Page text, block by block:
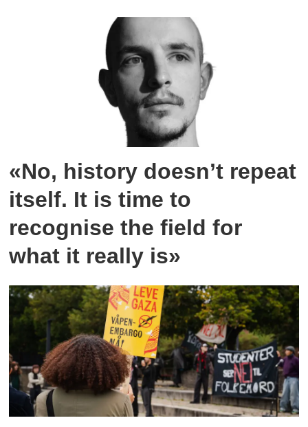
«No, history doesn’t repeat
itself. It is time to
recognise the field for
what it really is»